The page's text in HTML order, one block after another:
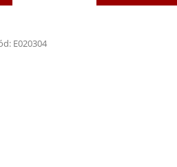
E020304